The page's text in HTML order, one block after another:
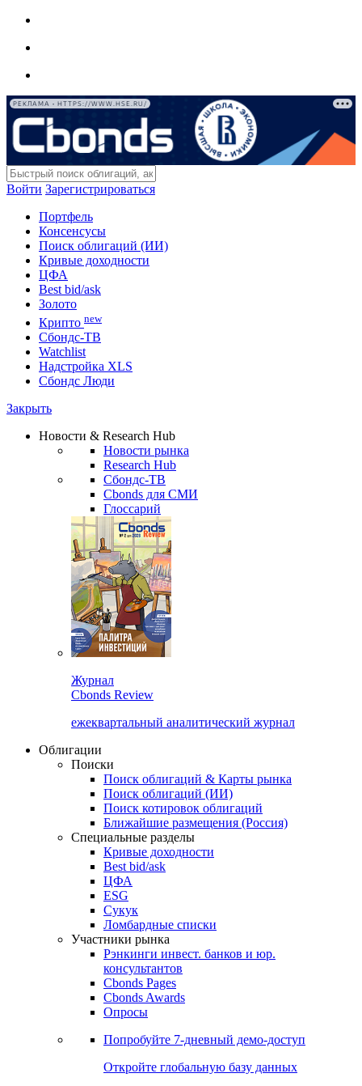
РЕКЛАМА • HTTPS://WWW.HSE.RU/
Войти Зарегистрироваться
Портфель
Консенсусы
Поиск облигаций (ИИ)
Кривые доходности
ЦФА
Best bid/ask
Золото
Крипто new
Сбондс-ТВ
Watchlist
Надстройка XLS
Сбондс Люди
Закрыть
Новости & Research Hub
Новости рынка
Research Hub
Сбондс-ТВ
Cbonds для СМИ
Глоссарий
Журнал
Cbonds Review
ежеквартальный аналитический журнал
Облигации
Поиски
Поиск облигаций & Карты рынка
Поиск облигаций (ИИ)
Поиск котировок облигаций
Ближайшие размещения (Россия)
Специальные разделы
Кривые доходности
Best bid/ask
ЦФА
ESG
Сукук
Ломбардные списки
Участники рынка
Рэнкинги инвест. банков и юр.
консультантов
Cbonds Pages
Cbonds Awards
Опросы
Попробуйте 7-дневный демо-доступ
Откройте глобальную базу данных